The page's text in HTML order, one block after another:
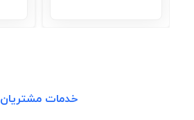
خدمات مشتریان